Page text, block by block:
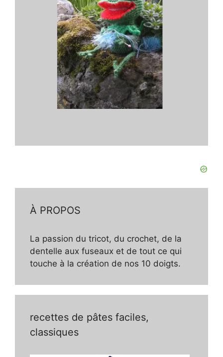
À PROPOS
La passion du tricot, du crochet, de la
dentelle aux fuseaux et de tout ce qui
touche à la création de nos 10 doigts.
recettes de pâtes faciles,
classiques